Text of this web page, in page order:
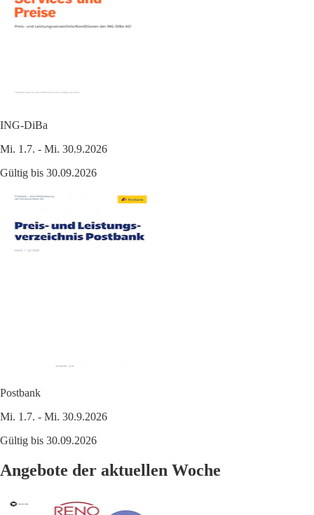
ING-DiBa
Mi. 1.7. - Mi. 30.9.2026
Gültig bis 30.09.2026
Postbank
Mi. 1.7. - Mi. 30.9.2026
Gültig bis 30.09.2026
Angebote der aktuellen Woche